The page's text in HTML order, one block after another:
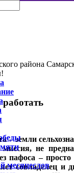
района
– земли
не
пафоса –
совладелец и
месяцеслов